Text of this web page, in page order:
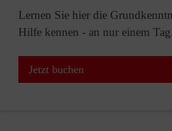
Lernen Sie hier die
Hilfe kennen - an nur einem Tag.
Jetzt buchen